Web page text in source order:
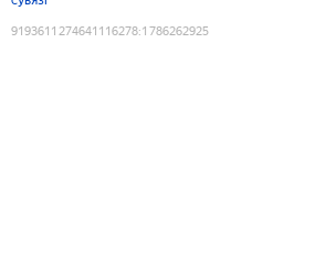
9193611274641116278:1786262925